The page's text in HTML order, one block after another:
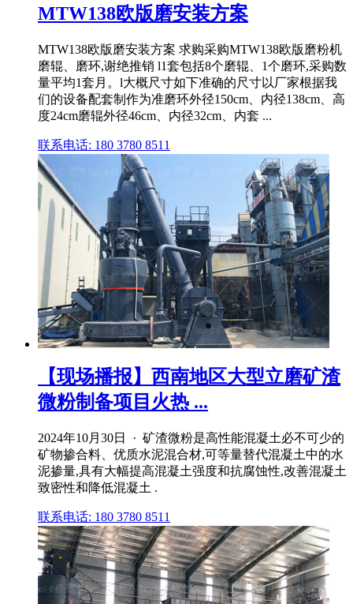
MTW138欧版磨安装方案
MTW138欧版磨安装方案 求购采购MTW138欧版磨粉机
磨辊、磨环,谢绝推销 l1套包括8个磨辊、1个磨环,采购数
量平均1套月。l大概尺寸如下准确的尺寸以厂家根据我
们的设备配套制作为准磨环外径150cm、内径138cm、高
度24cm磨辊外径46cm、内径32cm、内套 ...
联系电话: 180 3780 8511
【现场播报】西南地区大型立磨矿渣
微粉制备项目火热 ...
2024年10月30日 · 矿渣微粉是高性能混凝土必不可少的
矿物掺合料、优质水泥混合材,可等量替代混凝土中的水
泥掺量,具有大幅提高混凝土强度和抗腐蚀性,改善混凝土
致密性和降低混凝土 .
联系电话: 180 3780 8511